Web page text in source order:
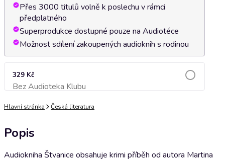
Přes 3000 titulů volně k poslechu v rámci
předplatného
Superprodukce dostupné pouze na Audiotéce
Možnost sdílení zakoupených audioknih s rodinou
329 Kč
Bez Audioteka KlubuPřidat do košíku
Hlavní stránka Česká literatura
Popis
Audiokniha Štvanice obsahuje krimi příběh od autora Martina